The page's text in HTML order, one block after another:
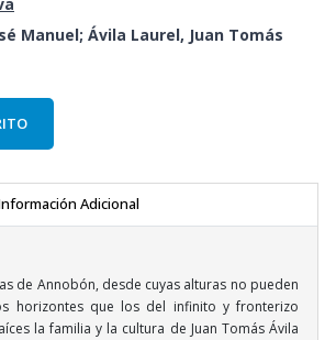
Manuel; Ávila Laurel, Juan Tomás
Adicional
de Annobón, desde cuyas alturas no pueden
horizontes que los del infinito y fronterizo
la familia y la cultura de Juan Tomás Ávila